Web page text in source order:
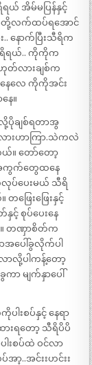
ယ် အိမ်မပြန်နှင့်
တို့လက်ထပ်ရအောင်
နောက်ပြီးသီရိက
ရိရယ်.. ကိုကိုက
တ်လားချစ်က
ေလေ ကိုကိုအင်း
ေ။
ချစ်ရတာအွ
လားဟာကြာ.သဲကလဲ
။ တော်တော့
အကွက်တွေထနေ
လုပ်ပေးမယ် သီရိ
ြေးဖြေးနှင့်
င့် စုပ်ပေးနေ
။ တဏှာစိတ်က
အပေါ်ခွလိုက်ပါ
ာလို့ပါကန့်တော့
မျက်နှာပေါ်
းစပ်နှင့် နေရာ
းရတော့ သီရိပိပိ
းစပ်ထဲ ဝင်လာ
ာ့..အင်းးဟင်းး